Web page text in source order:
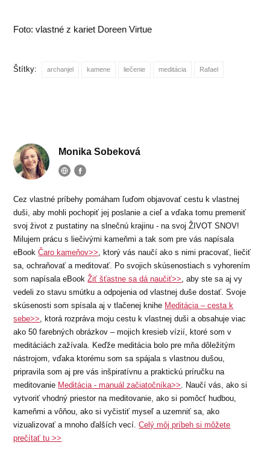
Foto: vlastné z kariet Doreen Virtue
Štítky: archanjel kamene liečenie meditácia Rafael
Monika Sobeková
Cez vlastné príbehy pomáham ľuďom objavovať cestu k vlastnej
duši, aby mohli pochopiť jej poslanie a cieľ a vďaka tomu premeniť
svoj život z pustatiny na slnečnú krajinu - na svoj ŽIVOT SNOV!
Milujem prácu s liečivými kameňmi a tak som pre vás napísala
eBookČaro kameňov>>, ktorý vás naučí ako s nimi pracovať, liečiť
sa, ochraňovať a meditovať. Po svojich skúsenostiach s vyhorením
som napísala eBookŽiť šťastne sa dá naučiť>>, aby ste sa aj vy
vedeli zo stavu smútku a odpojenia od vlastnej duše dostať. Svoje
skúsenosti som spísala aj v tlačenej knihe Meditácia – cesta k
sebe>>, ktorá rozpráva moju cestu k vlastnej duši a obsahuje viac
ako 50 farebných obrázkov – mojich kresieb vízií, ktoré som v
meditáciách zažívala. Keďže meditácia bolo pre mňa dôležitým
nástrojom, vďaka ktorému som sa spájala s vlastnou dušou,
pripravila som aj pre vás inšpiratívnu a praktickú príručku na
meditovanie Meditácia - manuál začiatočníka>>. Naučí vás, ako si
vytvoriť vhodný priestor na meditovanie, ako si pomôcť hudbou,
kameňmi a vôňou, ako si vyčistiť myseľ a uzemniť sa, ako
vizualizovať a mnoho ďalších vecí.Celý môj príbeh si môžete
prečítať tu >>